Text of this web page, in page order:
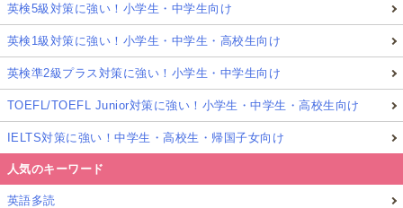
英検5級対策に強い！小学生・中学生向け
英検1級対策に強い！小学生・中学生・高校生向け
英検準2級プラス対策に強い！小学生・中学生向け
TOEFL/TOEFL Junior対策に強い！小学生・中学生・高校生向け
IELTS対策に強い！中学生・高校生・帰国子女向け
人気のキーワード
英語多読